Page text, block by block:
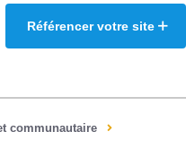
Référencer votre site
communautaire